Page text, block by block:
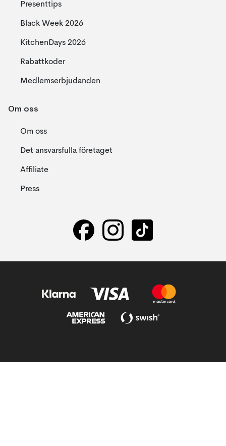
Presenttips
Black Week 2026
KitchenDays 2026
Rabattkoder
Medlemserbjudanden
Om oss
Om oss
Det ansvarsfulla företaget
Affiliate
Press